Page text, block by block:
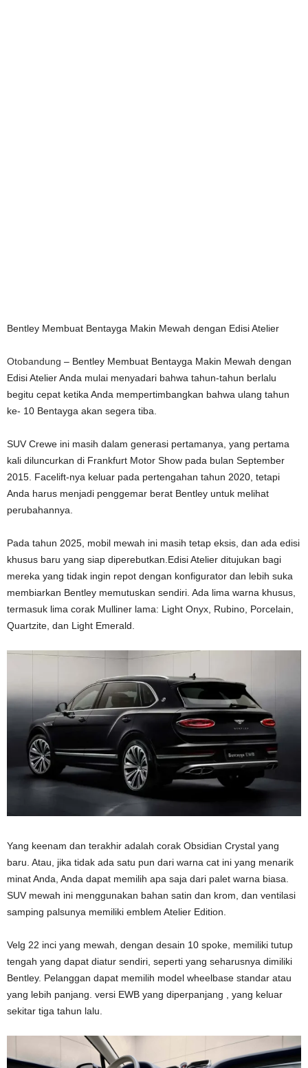
Bentley Membuat Bentayga Makin Mewah dengan Edisi Atelier
Otobandung – Bentley Membuat Bentayga Makin Mewah dengan
Edisi Atelier Anda mulai menyadari bahwa tahun-tahun berlalu
begitu cepat ketika Anda mempertimbangkan bahwa ulang tahun
ke- 10 Bentayga akan segera tiba.
SUV Crewe ini masih dalam generasi pertamanya, yang pertama
kali diluncurkan di Frankfurt Motor Show pada bulan September
2015. Facelift-nya keluar pada pertengahan tahun 2020, tetapi
Anda harus menjadi penggemar berat Bentley untuk melihat
perubahannya.
Pada tahun 2025, mobil mewah ini masih tetap eksis, dan ada edisi
khusus baru yang siap diperebutkan.Edisi Atelier ditujukan bagi
mereka yang tidak ingin repot dengan konfigurator dan lebih suka
membiarkan Bentley memutuskan sendiri. Ada lima warna khusus,
termasuk lima corak Mulliner lama: Light Onyx, Rubino, Porcelain,
Quartzite, dan Light Emerald.
Yang keenam dan terakhir adalah corak Obsidian Crystal yang
baru. Atau, jika tidak ada satu pun dari warna cat ini yang menarik
minat Anda, Anda dapat memilih apa saja dari palet warna biasa.
SUV mewah ini menggunakan bahan satin dan krom, dan ventilasi
samping palsunya memiliki emblem Atelier Edition.
Velg 22 inci yang mewah, dengan desain 10 spoke, memiliki tutup
tengah yang dapat diatur sendiri, seperti yang seharusnya dimiliki
Bentley. Pelanggan dapat memilih model wheelbase standar atau
yang lebih panjang. versi EWB yang diperpanjang , yang keluar
sekitar tiga tahun lalu.